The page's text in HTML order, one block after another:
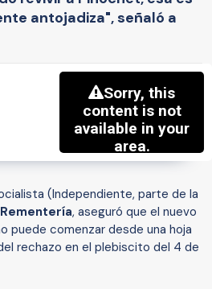
antojadiza", señaló a
(Independiente, parte de la
, aseguró que el nuevo
puede comenzar desde una hoja
rechazo en el plebiscito del 4 de